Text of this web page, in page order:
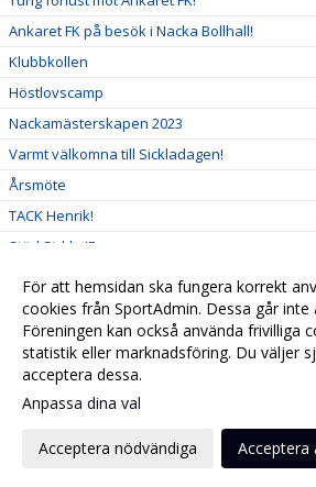
Ankaret FK på besök i Nacka Bollhall!
Klubbkollen
Höstlovscamp
Nackamästerskapen 2023
Varmt välkomna till Sickladagen!
Årsmöte
TACK Henrik!
Stöd Sickla IF
SERIESEGER FÖR P16
inställningar
Webbversion
För att hemsidan ska fungera korrekt
cookies från SportAdmin. Dessa går inte
Föreningen kan också använda frivilliga
statistik eller marknadsföring. Du väljer
acceptera dessa.
Anpassa dina val
Acceptera nödvändiga Acceptera